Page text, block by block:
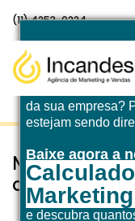
da sua empresa?
estejam sendo
Baixe agora a
e descubra
(11) 4253-0224
Momento de
digital pode